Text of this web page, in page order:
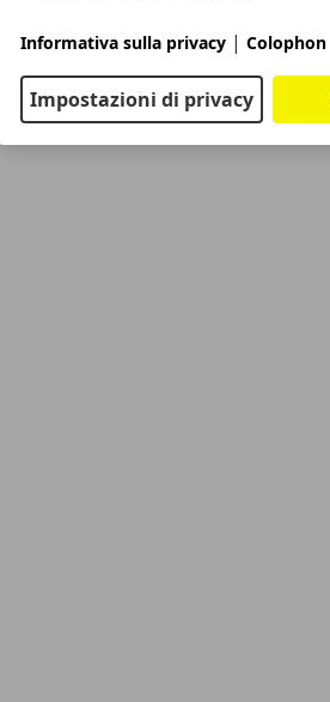
Informativa sulla privacy | Colophon
Impostazioni di privacy